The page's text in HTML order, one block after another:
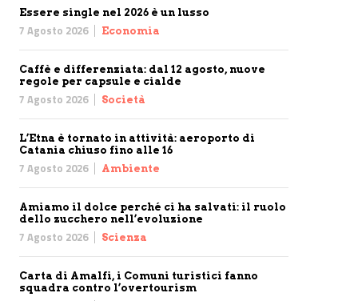
Essere single nel 2026 è un lusso
7 Agosto 2026 Economia
Caffè e differenziata: dal 12 agosto, nuove
regole per capsule e cialde
7 Agosto 2026 Società
L’Etna è tornato in attività: aeroporto di
Catania chiuso fino alle 16
7 Agosto 2026 Ambiente
Amiamo il dolce perché ci ha salvati: il ruolo
dello zucchero nell’evoluzione
7 Agosto 2026 Scienza
Carta di Amalfi, i Comuni turistici fanno
squadra contro l’overtourism